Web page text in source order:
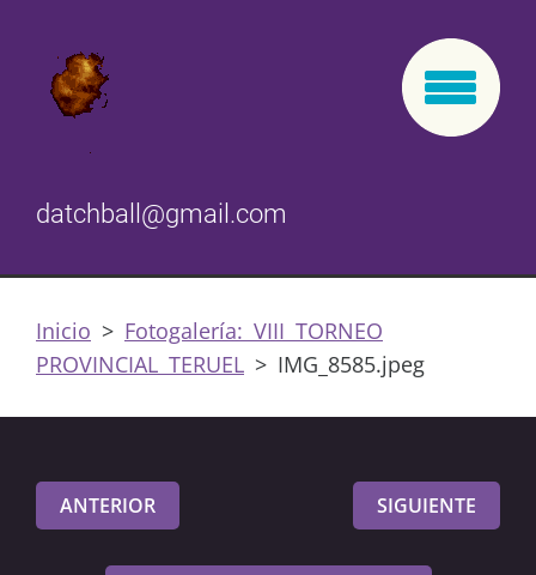
datchball@gmail.com
Inicio > Fotogalería: VIII TORNEO
PROVINCIAL TERUEL > IMG_8585.jpeg
ANTERIOR SIGUIENTE